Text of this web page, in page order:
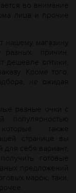
во внимание
лица и прочие
нашему магазину
причин.
дешевле оптики,
Кроме того,
не ожидая
разные очки с
также
странице вы
себя вариант,
готовые
предложений
марок, таки,